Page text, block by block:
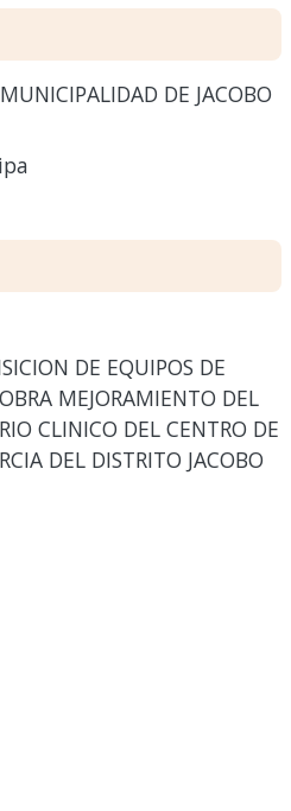
MUNICIPALIDAD DE JACOBO
DE EQUIPOS DE
MEJORAMIENTO DEL
CLINICO DEL CENTRO DE
DEL DISTRITO JACOBO